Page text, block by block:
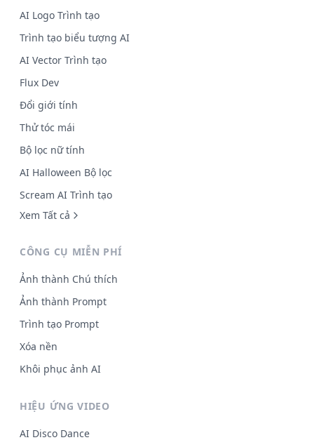
AI Logo Trình tạo
Trình tạo biểu tượng AI
AI Vector Trình tạo
Flux Dev
Đổi giới tính
Thử tóc mái
Bộ lọc nữ tính
AI Halloween Bộ lọc
Scream AI Trình tạo
Xem Tất cả
CÔNG CỤ MIỄN PHÍ
Ảnh thành Chú thích
Ảnh thành Prompt
Trình tạo Prompt
Xóa nền
Khôi phục ảnh AI
HIỆU ỨNG VIDEO
AI Disco Dance